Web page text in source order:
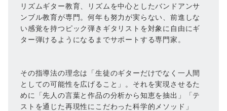
リズムギター教育、リズムを中心としたバンドアンサ
ンブル教育が専門。何年も努力が実らない、前進しな
い感覚を持つピック弾きギタリストを対象に自由にギ
ター弾けるようになるまでサポートする専門家。
その指導法の理念は「生徒のギターだけでなく一人間
としての可能性を広げること」。それを実現させるた
めに「先人の言葉と作品の分析から知恵を抽出」「テ
ストを通じた再現性にこだわった科学的メソッド」